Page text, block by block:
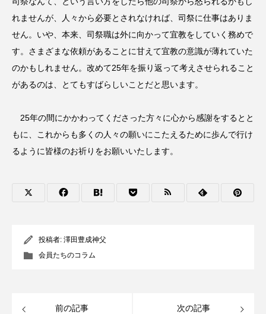
れませんが、人々から必要とされなければ、司祭に仕事はありま
せん。いや、本来、司祭職は外に向かって宜教をしていく務めで
す。さまざまな依頼があることに甘えて宜教の意識が薄れていた
のかもしれません。改めて25年を振り返って考えさせられること
があるのは、とてもすばらしいことだと思います。
25年の間にかかわってくださった方々に心から感謝をするとと
もに、これからも多くの人々の願いにこたえるために歩んで行け
るように皆様のお祈りをお願いいたします。
投稿者: 澤田豊成神父
会員たちのコラム
前の記事 次の記事